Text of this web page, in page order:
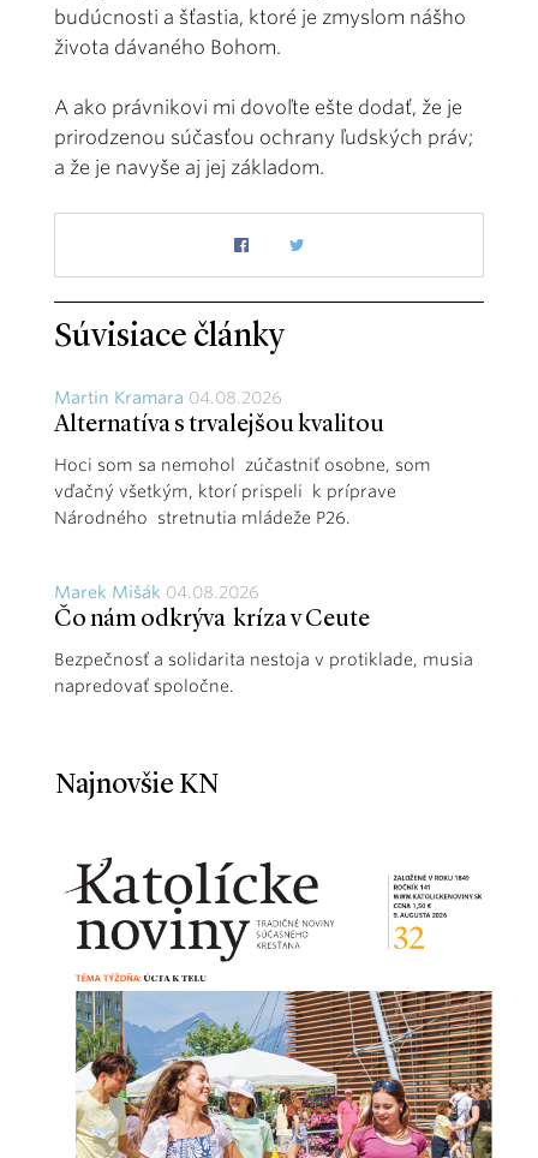
budúcnosti a šťastia, ktoré je zmyslom nášho
života dávaného Bohom.
A ako právnikovi mi dovoľte ešte dodať, že je
prirodzenou súčasťou ochrany ľudských práv;
a že je navyše aj jej základom.
Súvisiace články
Martin Kramara 04.08.2026
Alternatíva s trvalejšou kvalitou
Hoci som sa nemohol zúčastniť osobne, som
vďačný všetkým, ktorí prispeli k príprave
Národného stretnutia mládeže P26.
Marek Mišák 04.08.2026
Čo nám odkrýva kríza v Ceute
Bezpečnosť a solidarita nestoja v protiklade, musia
napredovať spoločne.
Najnovšie KN